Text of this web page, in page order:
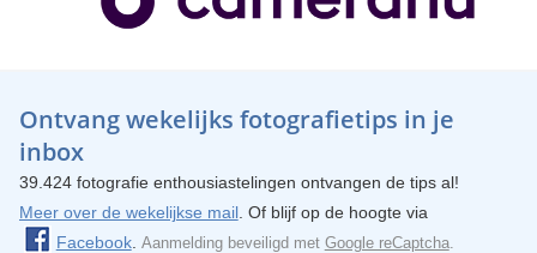
Ontvang wekelijks fotografietips in je
inbox
39.424 fotografie enthousiastelingen ontvangen de tips al!
Meer over de wekelijkse mail. Of blijf op de hoogte via
Facebook. Aanmelding beveiligd met Google reCaptcha.